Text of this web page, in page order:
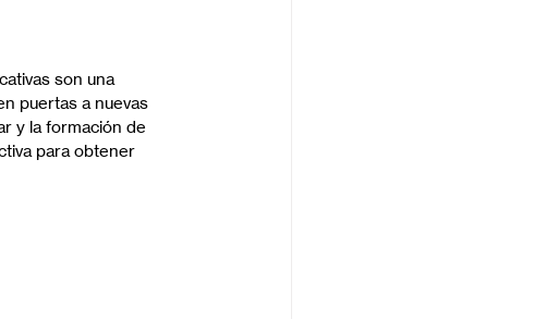
son una
puertas a nuevas
y la formación de
para obtener